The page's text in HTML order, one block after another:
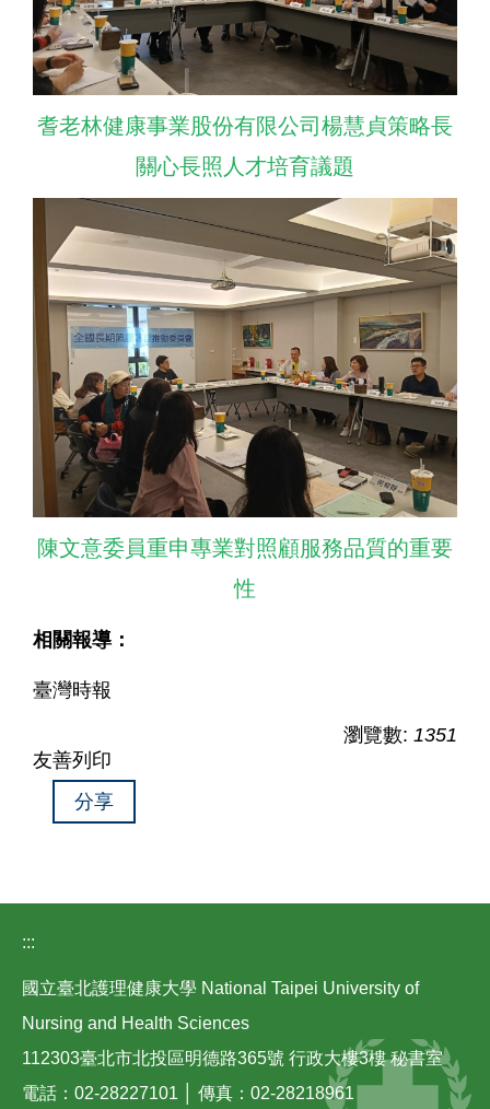
耆老林健康事業股份有限公司楊慧貞策略長
關心長照人才培育議題
陳文意委員重申專業對照顧服務品質的重要
性
相關報導：
臺灣時報
瀏覽數: 1351
友善列印
分享
:::
國立臺北護理健康大學 National Taipei University of
Nursing and Health Sciences
112303臺北市北投區明德路365號 行政大樓3樓 秘書室
電話：02-28227101 │ 傳真：02-28218961